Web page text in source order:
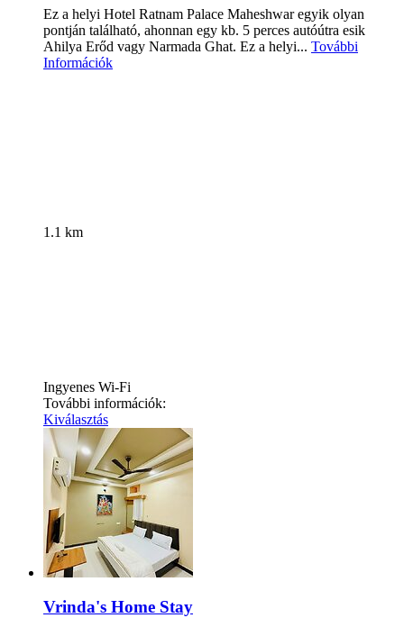
Ez a helyi Hotel Ratnam Palace Maheshwar egyik olyan
pontján található, ahonnan egy kb. 5 perces autóútra esik
Ahilya Erőd vagy Narmada Ghat. Ez a helyi... További
Információk
1.1 km
Ingyenes Wi-Fi
További információk:
Kiválasztás
Vrinda's Home Stay